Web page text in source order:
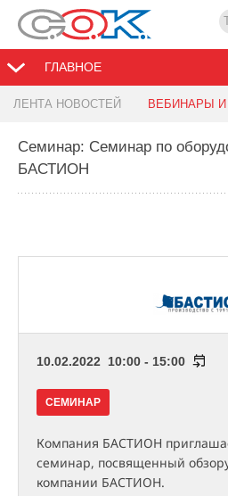
ГЛАВНОЕ
ЛЕНТА НОВОСТЕЙ ВЕБИНАРЫ
Семинар: Семинар по
БАСТИОН
10.02.2022 10:00 - 15:00
СЕМИНАР
Компания БАСТИОН
семинар, посвященный
компании БАСТИОН.